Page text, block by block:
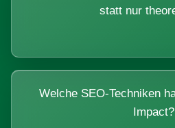
statt nur
Welche SEO-Techniken
Impact?